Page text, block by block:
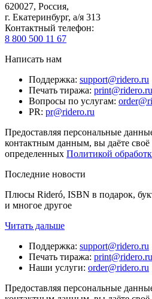
620027, Россия,
г. Екатеринбург, а/я 313
Контактный телефон:
8 800 500 11 67
Написать нам
Поддержка: support@ridero.ru
Печать тиража: print@ridero.ru
Вопросы по услугам:
PR: pr@ridero.ru
Предоставляя персональные
контактным данным, вы даёте своё
определенных Политикой
Последние новости
Плюсы Rideró, ISBN в подарок,
и многое другое
Читать дальше
Поддержка: support@ridero.ru
Печать тиража: print@ridero.ru
Наши услуги: order@ridero.ru
Предоставляя персональные